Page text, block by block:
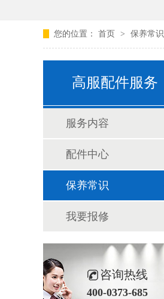
您的位置： 首页 > 保养常识
高服配件服务
服务内容
配件中心
保养常识
我要报修
咨询热线
400-0373-685